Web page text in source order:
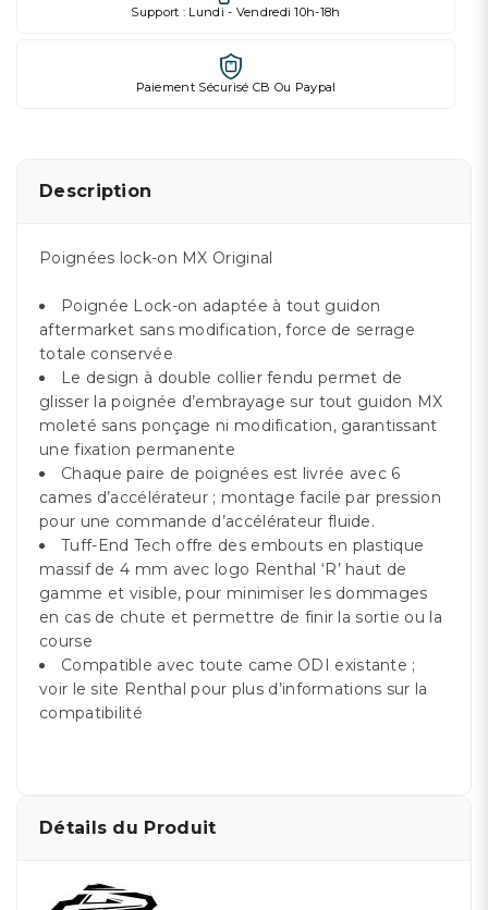
Support : Lundi - Vendredi 10h-18h
Paiement Sécurisé CB Ou Paypal
Description
Poignées lock-on MX Original
Poignée Lock-on adaptée à tout guidon
aftermarket sans modification, force de serrage
totale conservée
Le design à double collier fendu permet de
glisser la poignée d’embrayage sur tout guidon MX
moleté sans ponçage ni modification, garantissant
une fixation permanente
Chaque paire de poignées est livrée avec 6
cames d’accélérateur ; montage facile par pression
pour une commande d’accélérateur fluide.
Tuff-End Tech offre des embouts en plastique
massif de 4 mm avec logo Renthal ‘R’ haut de
gamme et visible, pour minimiser les dommages
en cas de chute et permettre de finir la sortie ou la
course
Compatible avec toute came ODI existante ;
voir le site Renthal pour plus d’informations sur la
compatibilité
Détails du Produit